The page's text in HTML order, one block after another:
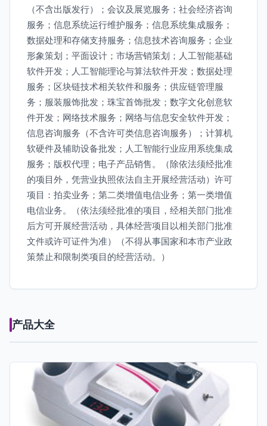
（不含出版发行）；会议及展览服务；社会经济咨询
服务；信息系统运行维护服务；信息系统集成服务；
数据处理和存储支持服务；信息技术咨询服务；企业
形象策划；平面设计；市场营销策划；人工智能基础
软件开发；人工智能理论与算法软件开发；数据处理
服务；区块链技术相关软件和服务；供应链管理服
务；服装服饰批发；珠宝首饰批发；数字文化创意软
件开发；网络技术服务；网络与信息安全软件开发；
信息咨询服务（不含许可类信息咨询服务）；计算机
软硬件及辅助设备批发；人工智能行业应用系统集成
服务；版权代理；电子产品销售。（除依法须经批准
的项目外，凭营业执照依法自主开展经营活动）许可
项目：拍卖业务；第二类增值电信业务；第一类增值
电信业务。（依法须经批准的项目，经相关部门批准
后方可开展经营活动，具体经营项目以相关部门批准
文件或许可证件为准）（不得从事国家和本市产业政
策禁止和限制类项目的经营活动。）
产品大全